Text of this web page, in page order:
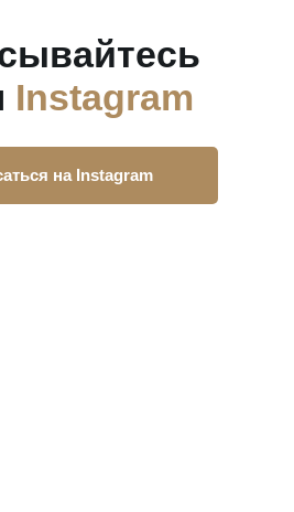
Instagram
на Instagram